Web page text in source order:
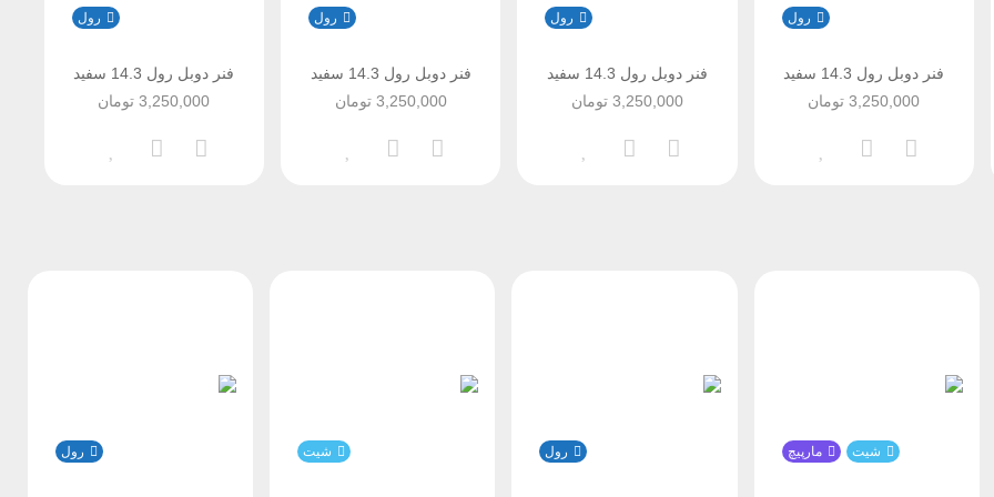
رول
فنر دوبل رول 14.3 سفید
تومان 3,250,000
رول
فنر دوبل رول 14.3 سفید
تومان3,250,000
رول
فنر دوبل رول 14.3 سفید
تومان3,250,000
رول
فنر دوبل رول 14.3 سفید
تومان 3,250,000
شیت مارپیچ رول شیت رول